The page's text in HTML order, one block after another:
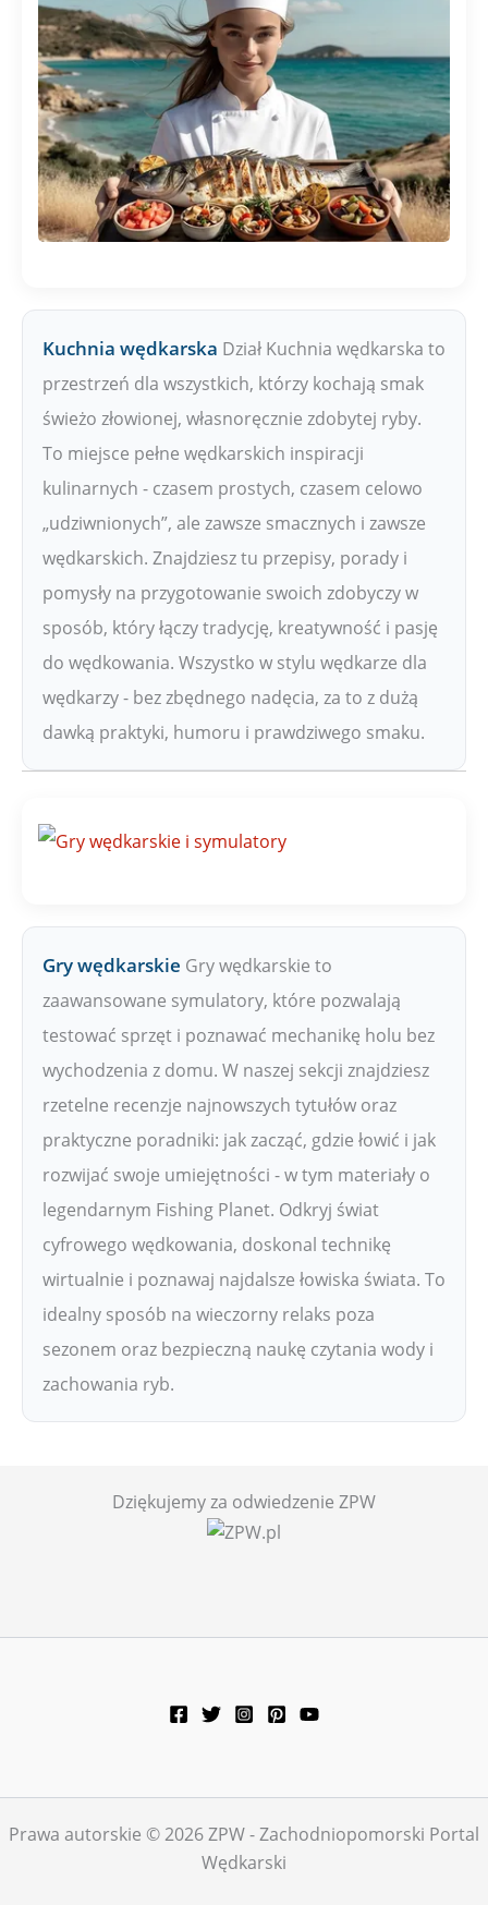
Kuchnia wędkarska Dział Kuchnia wędkarska to
przestrzeń dla wszystkich, którzy kochają smak
świeżo złowionej, własnoręcznie zdobytej ryby.
To miejsce pełne wędkarskich inspiracji
kulinarnych - czasem prostych, czasem celowo
„udziwnionych”, ale zawsze smacznych i zawsze
wędkarskich. Znajdziesz tu przepisy, porady i
pomysły na przygotowanie swoich zdobyczy w
sposób, który łączy tradycję, kreatywność i pasję
do wędkowania. Wszystko w stylu wędkarze dla
wędkarzy - bez zbędnego nadęcia, za to z dużą
dawką praktyki, humoru i prawdziwego smaku.
Gry wędkarskie Gry wędkarskie to
zaawansowane symulatory, które pozwalają
testować sprzęt i poznawać mechanikę holu bez
wychodzenia z domu. W naszej sekcji znajdziesz
rzetelne recenzje najnowszych tytułów oraz
praktyczne poradniki: jak zacząć, gdzie łowić i jak
rozwijać swoje umiejętności - w tym materiały o
legendarnym Fishing Planet. Odkryj świat
cyfrowego wędkowania, doskonal technikę
wirtualnie i poznawaj najdalsze łowiska świata. To
idealny sposób na wieczorny relaks poza
sezonem oraz bezpieczną naukę czytania wody i
zachowania ryb.
Dziękujemy za odwiedzenie ZPW
Prawa autorskie © 2026 ZPW - Zachodniopomorski Portal
Wędkarski